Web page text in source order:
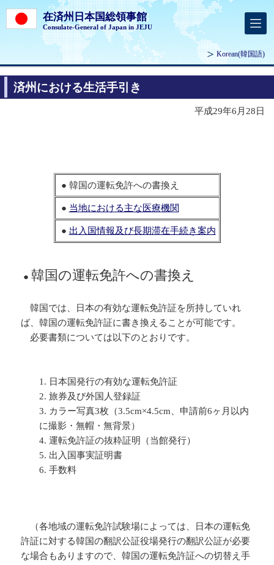
在済州日本国総領事館
Consulate-General of Japan in JEJU
Korean(韓国語)
済州における生活手引き
平成29年6月28日
● 韓国の運転免許への書換え
● 当地における主な医療機関
● 出入国情報及び長期滞在手続き案内
● 韓国の運転免許への書換え
韓国では、日本の有効な運転免許証を所持していれ
ば、韓国の運転免許証に書き換えることが可能です。
必要書類については以下のとおりです。
日本国発行の有効な運転免許証
旅券及び外国人登録証
カラー写真3枚（3.5cm×4.5cm、申請前6ヶ月以内
に撮影・無帽・無背景）
運転免許証の抜粋証明（当館発行）
出入国事実証明書
手数料
（各地域の運転免許試験場によっては、日本の運転免
許証に対する韓国の翻訳公証役場発行の翻訳公証が必要
な場合もありますので、韓国の運転免許証への切替え手